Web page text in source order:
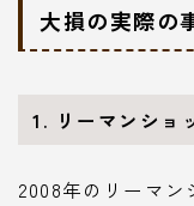
大損の実際の
1. リーマンショ
2008年のリーマ